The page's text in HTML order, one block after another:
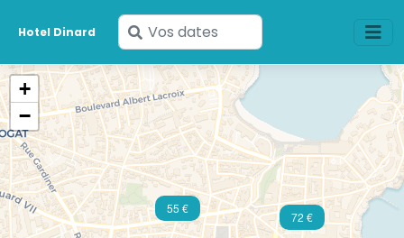
Hotel Dinard
Saisissez
vos
dates
55 €
72 €
+
−